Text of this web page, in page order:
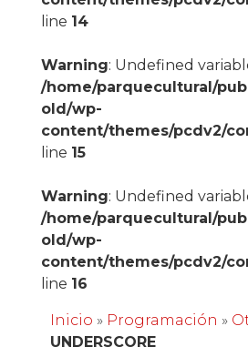
line 14
Warning: Undefined
/home/parquecultural/
old/wp-
content/themes/pcdv2/
line 15
Warning: Undefined
/home/parquecultural/
old/wp-
content/themes/pcdv2/
line 16
Inicio » Programación »
UNDERSCORE